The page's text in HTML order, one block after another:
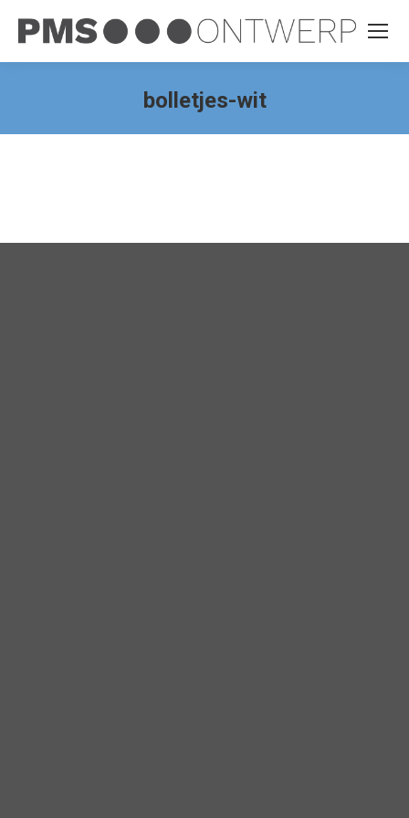
bolletjes-wit